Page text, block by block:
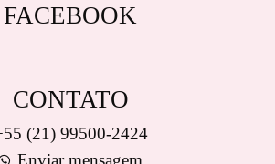
FACEBOOK
CONTATO
(21) 99500-2424
Enviar mensagem